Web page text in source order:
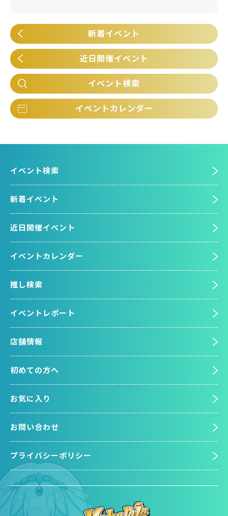
新着イベント
近日開催イベント
イベント検索
イベントカレンダー
イベント検索
新着イベント
近日開催イベント
イベントカレンダー
推し検索
イベントレポート
店舗情報
初めての方へ
お気に入り
お問い合わせ
プライバシーポリシー